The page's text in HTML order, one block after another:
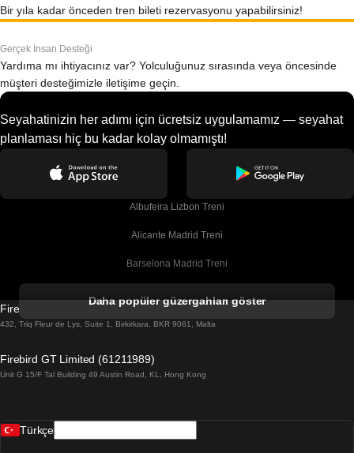
Bir yıla kadar önceden tren bileti rezervasyonu yapabilirsiniz!
Gerçek İnsan Desteği
Yardıma mı ihtiyacınız var? Yolculuğunuz sırasında veya öncesinde
müşteri desteğimizle iletişime geçin.
Seyahatinizin her adımı için ücretsiz uygulamamız — seyahat
planlaması hiç bu kadar kolay olmamıştı!
Albufeira Lizbon Treni
Alicante Madrid Treni
Barselona Madrid Treni
Barselona Sevilla Treni
Belfast Dublin Treni
Daha popüler güzergahları göster
Firebird GT Limited (OC 1451)
432, Triq Fleur de Lys, Suite 1, Birkirkara, BKR 9061, Malta
Firebird GT Limited (61211989)
Unit G 15/F Tal Building 49 Austin Road, KL, Hong Kong
Türkçe